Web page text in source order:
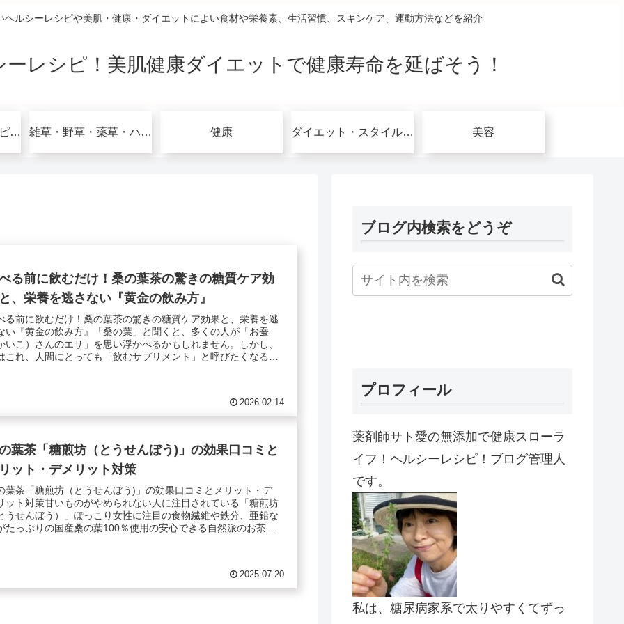
ルシーレシピや美肌・健康・ダイエットによい食材や栄養素、生活習慣、スキンケア、運動方法などを紹介
レシピ！美肌健康ダイエットで健康寿命を延ばそう！
グルテンフリーレシピで美肌健康ダイエット！ 雑草・野草・薬草・ハーブ 健康 ダイエット・スタイルアップ関連 美容
る前に飲むだけ！桑の葉茶の驚きの糖質ケア効
、栄養を逃さない『黄金の飲み方』
る前に飲むだけ！桑の葉茶の驚きの糖質ケア効果と、栄養を逃
い『黄金の飲み方』「桑の葉」と聞くと、多くの人が「お蚕
いこ）さんのエサ」を思い浮かべるかもしれません。しかし、
これ、人間にとっても「飲むサプリメント」と呼びたくなるほ
2026.02.14
葉茶「糖煎坊（とうせんぼう)」の効果口コミと
ット・デメリット対策
葉茶「糖煎坊（とうせんぼう)」の効果口コミとメリット・デ
ット対策甘いものがやめられない人に注目されている「糖煎坊
うせんぼう）」ぽっこり女性に注目の食物繊維や鉄分、亜鉛な
たっぷりの国産桑の葉100％使用の安心できる自然派のお茶...
2025.07.20
ブログ内検索をどうぞ
プロフィール
薬剤師サト愛の無添加で健康スローラ
イフ！ヘルシーレシピ！ブログ管理人
です。
私は、糖尿病家系で太りやすくてずっ